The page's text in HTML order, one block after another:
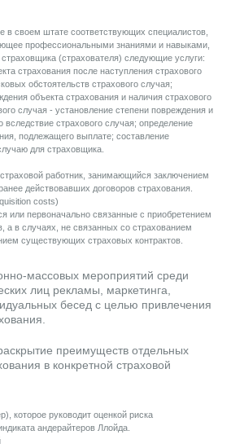
своем штате соответствующих специалистов,
профессиональными знаниями и навыками,
(страхователя) следующие услуги:
страхования после наступления страхового
обстоятельств страхового случая;
объекта страхования и наличия страхового
случая - установление степени повреждения и
страхового случая; определение
подлежащего выплате; составление
для страховщика.
работник, занимающийся заключением
действовавших договоров страхования.
costs)
или первоначально связанные с приобретением
а в случаях, не связанных со страхованием
существующих страховых контрактов.
массовых мероприятий среди
лиц рекламы, маркетинга,
бесед с целью привлечения
преимуществ отдельных
в конкретной страховой
которое руководит оценкой риска
андерайтеров Ллойда.